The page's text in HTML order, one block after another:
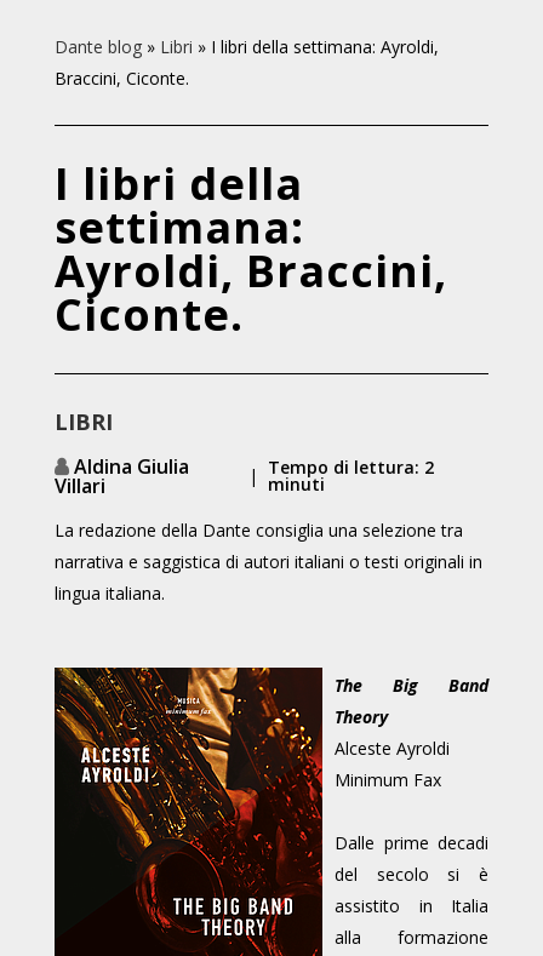
Dante blog» Libri » I libri della settimana: Ayroldi,
Braccini, Ciconte.
I libri della
settimana:
Ayroldi, Braccini,
Ciconte.
LIBRI
Aldina Giulia
Villari | Tempo di lettura: 2
minuti
La redazione della Dante consiglia una selezione tra
narrativa e saggistica di autori italiani o testi originali in
lingua italiana.
The Big Band
Theory
Alceste Ayroldi
Minimum Fax
Dalle prime decadi
del secolo si è
assistito in Italia
alla formazione